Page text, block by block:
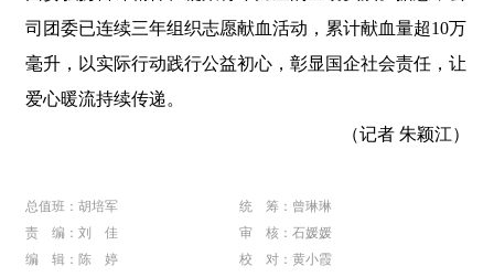
司团委已连续三年组织志愿献血活动，累计献血量超10万
毫升，以实际行动践行公益初心，彰显国企社会责任，让
爱心暖流持续传递。
（记者 朱颖江）
总值班：胡培军
统 筹：曾琳琳
责 编：刘 佳
审 核：石媛媛
编 辑：陈 婷
校 对：黄小霞